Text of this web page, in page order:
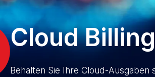
Cloud
Behalten Sie Ihre Cloud-